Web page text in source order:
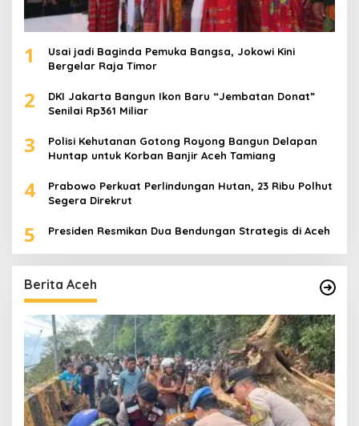
1
Usai jadi Baginda Pemuka Bangsa, Jokowi Kini
Bergelar Raja Timor
2
DKI Jakarta Bangun Ikon Baru “Jembatan Donat”
Senilai Rp361 Miliar
3
Polisi Kehutanan Gotong Royong Bangun Delapan
Huntap untuk Korban Banjir Aceh Tamiang
4
Prabowo Perkuat Perlindungan Hutan, 23 Ribu Polhut
Segera Direkrut
5 Presiden Resmikan Dua Bendungan Strategis di Aceh
Berita Aceh